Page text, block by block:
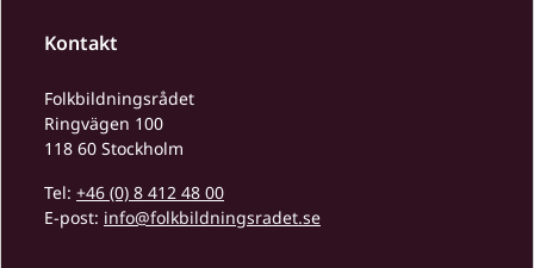
Kontakt
Folkbildningsrådet
Ringvägen 100
118 60 Stockholm
Tel: +46 (0) 8 412 48 00
E-post: info@folkbildningsradet.se